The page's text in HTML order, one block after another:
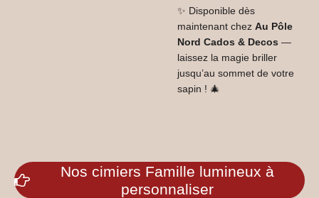
✨ Disponible dès
maintenant chez Au Pôle
Nord Cados & Decos —
laissez la magie briller
jusqu’au sommet de votre
sapin ! 🎄
Nos cimiers Famille lumineux à
personnaliser